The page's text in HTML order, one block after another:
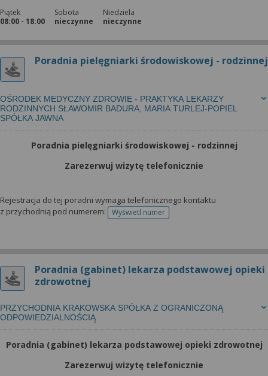
Piątek
08:00 - 18:00
Sobota
nieczynne
Niedziela
nieczynne
Poradnia pielęgniarki środowiskowej - rodzinnej
OŚRODEK MEDYCZNY ZDROWIE - PRAKTYKA LEKARZY
RODZINNYCH SŁAWOMIR BADURA, MARIA TURLEJ-POPIEL
SPÓŁKA JAWNA
Poradnia pielęgniarki środowiskowej - rodzinnej
Zarezerwuj wizytę telefonicznie
Rejestracja do tej poradni wymaga telefonicznego kontaktu
z przychodnią pod numerem:
Wyświetl numertelefonu do rejestracji
Poradnia (gabinet) lekarza podstawowej opieki
zdrowotnej
PRZYCHODNIA KRAKOWSKA SPÓŁKA Z OGRANICZONĄ
ODPOWIEDZIALNOŚCIĄ
Poradnia (gabinet) lekarza podstawowej opieki zdrowotnej
Zarezerwuj wizytę telefonicznie